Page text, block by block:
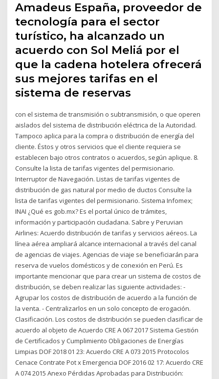
Amadeus España, proveedor de
tecnología para el sector
turístico, ha alcanzado un
acuerdo con Sol Meliá por el
que la cadena hotelera ofrecerá
sus mejores tarifas en el
sistema de reservas
con el sistema de transmisión o subtransmisión, o que operen
aislados del sistema de distribución eléctrica de la Autoridad.
Tampoco aplica para la compra o distribución de energía del
cliente. Éstos y otros servicios que el cliente requiera se
establecen bajo otros contratos o acuerdos, según aplique. 8.
Consulte la lista de tarifas vigentes del permisionario.
Interruptor de Navegación. Listas de tarifas vigentes de
distribución de gas natural por medio de ductos Consulte la
lista de tarifas vigentes del permisionario. Sistema Infomex;
INAI ¿Qué es gob.mx? Es el portal único de trámites,
información y participación ciudadana. Sabre y Peruvian
Airlines: Acuerdo distribución de tarifas y servicios aéreos. La
línea aérea ampliará alcance internacional a través del canal
de agencias de viajes. Agencias de viaje se beneficiarán para
reserva de vuelos domésticos y de conexión en Perú. Es
importante mencionar que para crear un sistema de costos de
distribución, se deben realizar las siguiente actividades: -
Agrupar los costos de distribución de acuerdo a la función de
la venta. - Centralizarlos en un solo concepto de erogación.
Clasificación. Los costos de distribución se pueden clasificar de
acuerdo al objeto de Acuerdo CRE A 067 2017 Sistema Gestión
de Certificados y Cumplimiento Obligaciones de Energías
Limpias DOF 2018 01 23: Acuerdo CRE A 073 2015 Protocolos
Cenace Contrate Pot x Emergencia DOF 2016 02 17: Acuerdo CRE
A 074 2015 Anexo Pérdidas Aprobadas para Distribución: